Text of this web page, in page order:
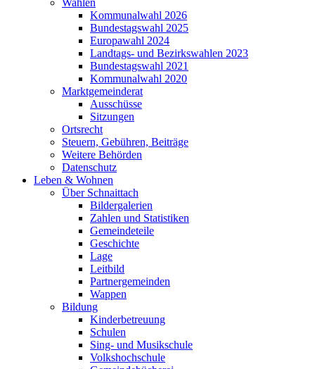
Wahlen
Kommunalwahl 2026
Bundestagswahl 2025
Europawahl 2024
Landtags- und Bezirkswahlen 2023
Bundestagswahl 2021
Kommunalwahl 2020
Marktgemeinderat
Ausschüsse
Sitzungen
Ortsrecht
Steuern, Gebühren, Beiträge
Weitere Behörden
Datenschutz
Leben & Wohnen
Über Schnaittach
Bildergalerien
Zahlen und Statistiken
Gemeindeteile
Geschichte
Lage
Leitbild
Partnergemeinden
Wappen
Bildung
Kinderbetreuung
Schulen
Sing- und Musikschule
Volkshochschule